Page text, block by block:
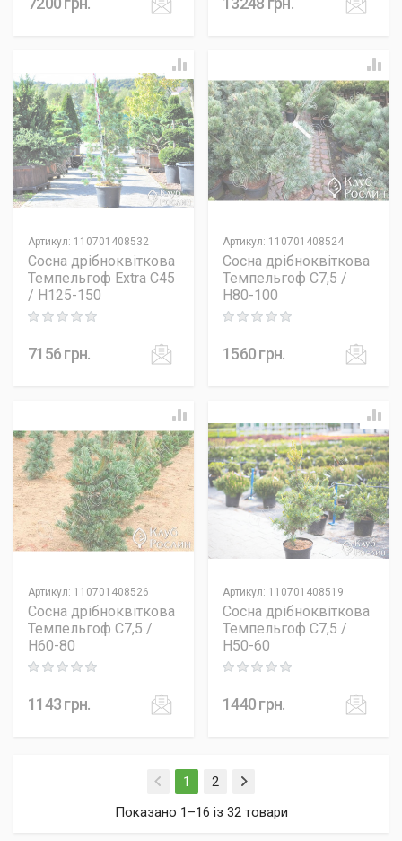
Артикул: 110701408532
Сосна дрібноквіткова
Темпельгоф Extra C45
/ H125-150
Rating: 0 out of 5
7156грн.
Артикул: 110701408524
Сосна дрібноквіткова
Темпельгоф C7,5 /
H80-100
Rating: 0 out of 5
1560грн.
Артикул: 110701408526
Сосна дрібноквіткова
Темпельгоф C7,5 /
H60-80
Rating: 0 out of 5
1143грн.
Артикул: 110701408519
Сосна дрібноквіткова
Темпельгоф C7,5 /
H50-60
Rating: 0 out of 5
1440грн.
1 (current)
2
Показано 1–16 із 32 товари